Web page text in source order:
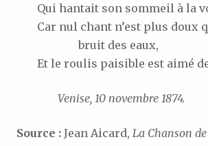
Qui hantait son sommeil à la
Car nul chant n’est plus doux
bruit des eaux,
Et le roulis paisible est aimé
Venise, 10 novembre 1874.
Source : Jean Aicard, La Chanson